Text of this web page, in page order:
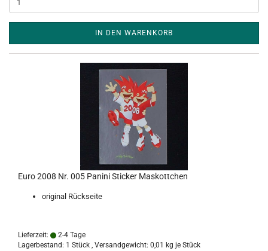
IN DEN WARENKORB
Euro 2008 Nr. 005 Panini Sticker Maskottchen
original Rückseite
Lieferzeit:
2-4 Tage
Lagerbestand: 1 Stück , Versandgewicht: 0,01 kg je Stück